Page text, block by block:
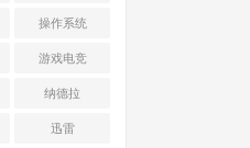
操作系统
游戏电竞
纳德拉
迅雷